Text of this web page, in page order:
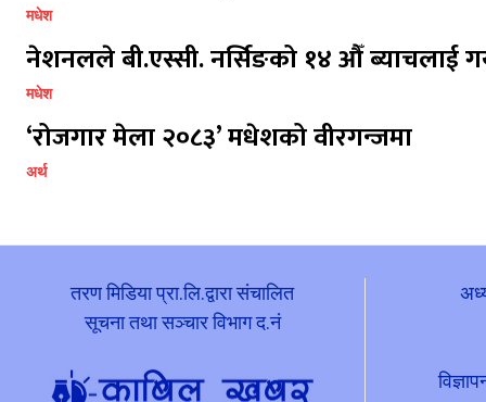
मधेश
नेशनलले बी.एस्सी. नर्सिङको १४ औँ ब्याचलाई
मधेश
‘रोजगार मेला २०८३’ मधेशको वीरगन्जमा
अर्थ
तरण मिडिया प्रा.लि.द्वारा संचालित
सूचना तथा सञ्चार विभाग द.नं